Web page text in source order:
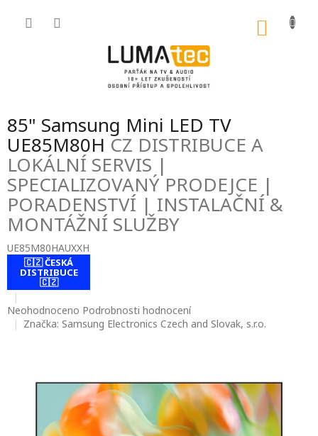
85" Samsung Mini LED TV
UE85M80H CZ DISTRIBUCE A
LOKÁLNÍ SERVIS |
SPECIALIZOVANÝ PRODEJCE |
PORADENSTVÍ | INSTALAČNÍ &
MONTÁŽNÍ SLUŽBY
UE85M80HAUXXH
🇨🇿 ČESKÁ
DISTRIBUCE
🇨🇿
Průměrné
hodnocení
Neohodnoceno Podrobnosti hodnocení
Značka: Samsung Electronics Czech and Slovak, s.r.o.